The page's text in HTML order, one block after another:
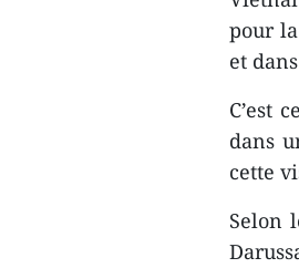
pour
et
C’est
dans
cette
Selon